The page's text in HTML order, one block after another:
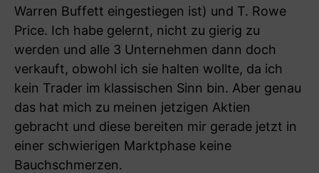
Warren Buffett eingestiegen ist) und T. Rowe
Price. Ich habe gelernt, nicht zu gierig zu
werden und alle 3 Unternehmen dann doch
verkauft, obwohl ich sie halten wollte, da ich
kein Trader im klassischen Sinn bin. Aber genau
das hat mich zu meinen jetzigen Aktien
gebracht und diese bereiten mir gerade jetzt in
einer schwierigen Marktphase keine
Bauchschmerzen.